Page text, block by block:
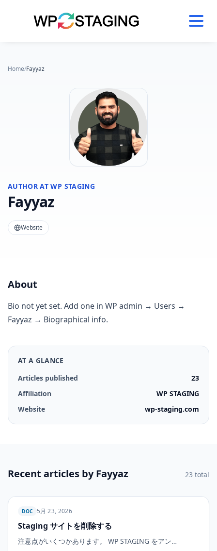
Home/Fayyaz
AUTHOR AT WP STAGING
Fayyaz
Website
About
Bio not yet set. Add one in WP admin → Users →
Fayyaz → Biographical info.
AT A GLANCE
Articles published
23
Affiliation
WP STAGING
Website
wp-staging.com
Recent articles by Fayyaz 23 total
WP STAGING
DOC 5月 23, 2026
Staging サイトを削除する
注意点がいくつかあります。 WP STAGING をアン…